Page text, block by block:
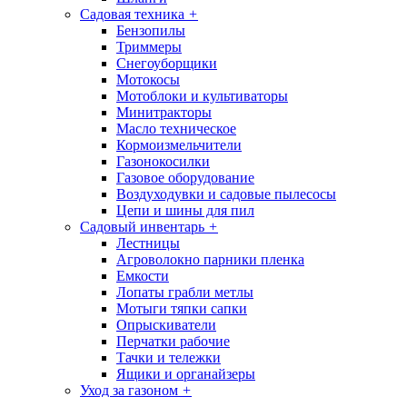
Садовая техника +
Бензопилы
Триммеры
Снегоуборщики
Мотокосы
Мотоблоки и культиваторы
Минитракторы
Масло техническое
Кормоизмельчители
Газонокосилки
Газовое оборудование
Воздуходувки и садовые пылесосы
Цепи и шины для пил
Садовый инвентарь +
Лестницы
Агроволокно парники пленка
Емкости
Лопаты грабли метлы
Мотыги тяпки сапки
Опрыскиватели
Перчатки рабочие
Тачки и тележки
Ящики и органайзеры
Уход за газоном +